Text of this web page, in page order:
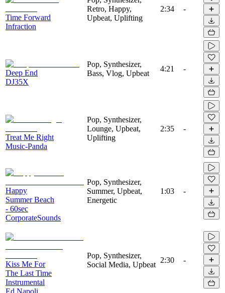
Time Forward
Infraction
Retro, Happy,
Upbeat, Uplifting
2:34 -
Deep End
DJ35X
Pop, Synthesizer,
Bass, Vlog, Upbeat
4:21 -
Treat Me Right
Music-Panda
Pop, Synthesizer,
Lounge, Upbeat,
Uplifting
2:35 -
Happy
Summer Beach
- 60sec
CorporateSounds
Pop, Synthesizer,
Summer, Upbeat,
Energetic
1:03 -
Kiss Me For
The Last Time
Instrumental
Ed Napoli
Pop, Synthesizer,
Social Media, Upbeat
2:30 -